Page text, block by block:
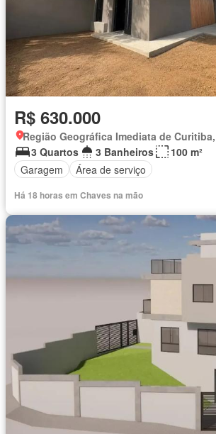
R$ 630.000
3 Quartos
3 Banheiros
100 m²
Garagem
Área de serviço
Há 18 horas em Chaves na mão